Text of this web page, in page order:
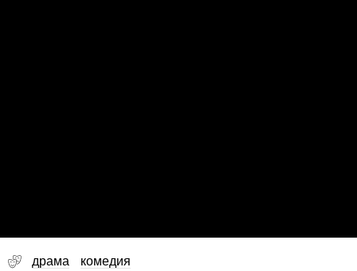
драма
комедия